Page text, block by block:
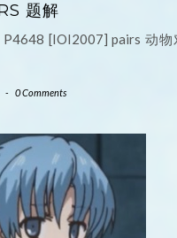
题解
[IOI2007] pairs 动物
- 0 Comments